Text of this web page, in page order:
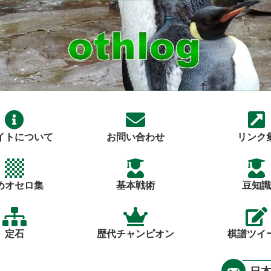
トについて お問い合わせ リンク
オセロ集 基本戦術 豆知識
定石 歴代チャンピオン 棋譜ツイ